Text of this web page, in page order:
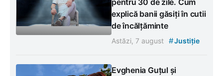
pentru 30 de zile. Cum
explică banii găsiți în cutii
de încălțăminte
Astăzi, 7 august #Justiție
Evghenia Guțul și